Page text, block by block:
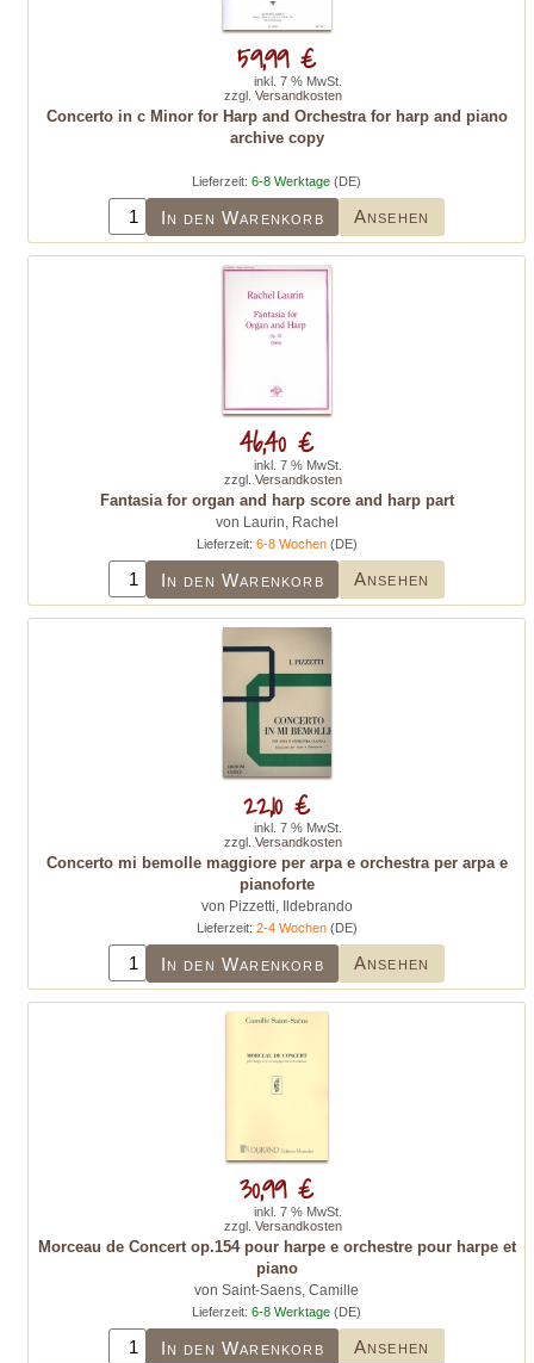
Concerto in c Minor for Harp and Orchestra for harp and piano
archive copy
Lieferzeit: 6-8 Werktage (DE)
In den Warenkorb Ansehen
59,99 €
inkl. 7 % MwSt.
zzgl. Versandkosten
Fantasia for organ and harp score and harp part
von Laurin, Rachel
Lieferzeit: 6-8 Wochen(DE)
In den Warenkorb Ansehen
46,40 €
inkl. 7 % MwSt.
zzgl. Versandkosten
Concerto mi bemolle maggiore per arpa e orchestra per arpa e
pianoforte
von Pizzetti, Ildebrando
Lieferzeit: 2-4 Wochen(DE)
In den Warenkorb Ansehen
22,10 €
inkl. 7 % MwSt.
zzgl. Versandkosten
Morceau de Concert op.154 pour harpe e orchestre pour harpe et
piano
von Saint-Saens, Camille
Lieferzeit: 6-8 Werktage (DE)
In den Warenkorb Ansehen
30,99 €
inkl. 7 % MwSt.
zzgl. Versandkosten